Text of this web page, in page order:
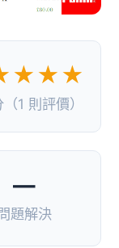
1 則評價）
—
題解決